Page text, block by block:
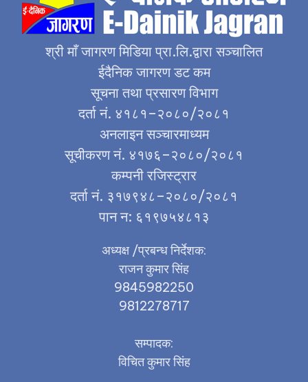
श्री माँ जागरण मिडिया प्रा.लि.द्वारा सञ्चालित
ईदैनिक जागरण डट कम
सूचना तथा प्रसारण विभाग
दर्ता नं. ४१८१–२०८०/२०८१
अनलाइन सञ्चारमाध्यम
सूचीकरण नं. ४१७६–२०८०/२०८१
कम्पनी रजिस्ट्रार
दर्ता नं. ३१७९४८–२०८०/२०८१
पान न: ६१९७५४८१३
अध्यक्ष /प्रबन्ध निर्देशक:
राजन कुमार सिंह
9845982250
9812278717
सम्पादक:
विचित कुमार सिंह